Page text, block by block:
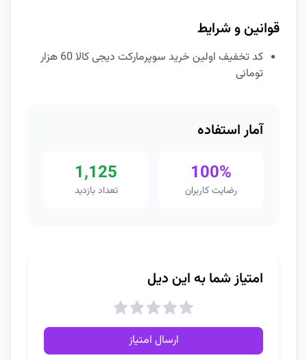
قوانین و شرایط
کد تخفیف اولین خرید سوپرمارکت دیجی کالا 60 هزار
تومانی
آمار استفاده
100%
رضایت کاربران
1,125
تعداد بازدید
امتیاز شما به این دیل
ارسال امتیاز